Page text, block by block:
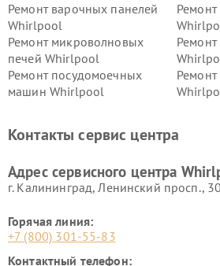
Ремонт варочных панелей
Whirlpool
Ремонт микроволновых
печей Whirlpool
Ремонт посудомоечных
машин Whirlpool
Контакты сервис центра
Адрес сервисного центра
г. Калининград, Ленинский просп., 30
Горячая линия:
+7 (800) 301-55-83
Контактный телефон: